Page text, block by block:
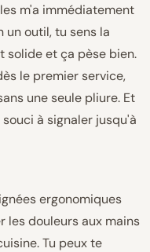
m'a immédiatement
un outil, tu sens la
solide et ça pèse bien.
le premier service,
une seule pliure. Et
à signaler jusqu'à
ergonomiques
les douleurs aux mains
Tu peux te